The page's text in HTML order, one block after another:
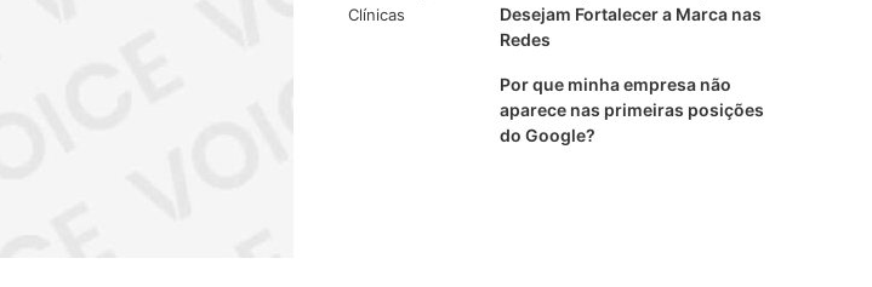
Desejam Fortalecer a Marca nas
Redes
Por que minha empresa não
aparece nas primeiras posições
do Google?